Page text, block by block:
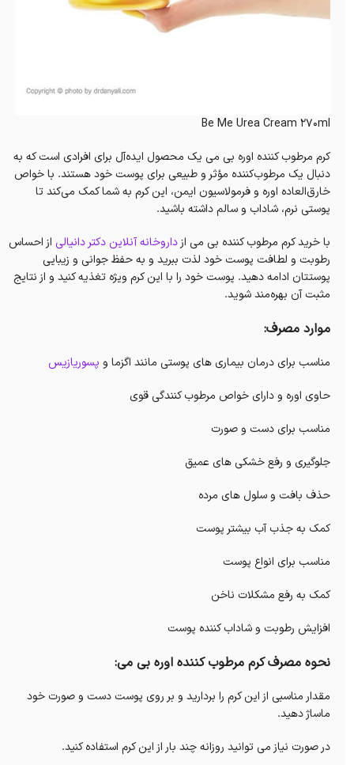
Be Me Urea Cream 270ml
کرم مرطوب کننده اوره بی می یک محصول ایده‌آل برای افرادی است که به
دنبال یک مرطوب‌کننده مؤثر و طبیعی برای پوست خود هستند. با خواص
خارق‌العاده اوره و فرمولاسیون ایمن، این کرم به شما کمک می‌کند تا
پوستی نرم، شاداب و سالم داشته باشید.
با خرید کرم مرطوب کننده بی می ازداروخانه آنلاین دکتر دانیالی از احساس
رطوبت و لطافت پوست خود لذت ببرید و به حفظ جوانی و زیبایی
پوستتان ادامه دهید. پوست خود را با این کرم ویژه تغذیه کنید و از نتایج
مثبت آن بهره‌مند شوید.
موارد مصرف:
مناسب برای درمان بیماری های پوستی مانند اگزما و پسوریازیس
حاوی اوره و دارای خواص مرطوب کنندگی قوی
مناسب برای دست و صورت
جلوگیری و رفع خشکی های عمیق
حذف بافت و سلول های مرده
کمک به جذب آب بیشتر پوست
مناسب برای انواع پوست
کمک به رفع مشکلات ناخن
افزایش رطوبت و شاداب کننده پوست
نحوه مصرف کرم مرطوب کننده اوره بی می:
مقدار مناسبی از این کرم را بردارید و بر روی پوست دست و صورت خود
ماساژ دهید.
در صورت نیاز می توانید روزانه چند بار از این کرم استفاده کنید.